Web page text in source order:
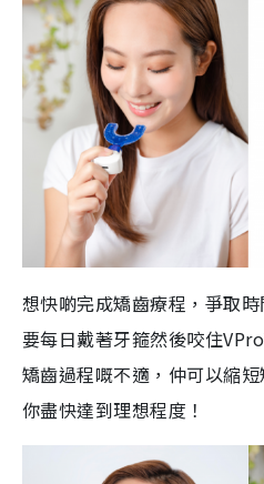
想快啲完成矯齒療程，爭取
要每日戴著牙箍然後咬住
矯齒過程嘅不適，仲可以縮
你盡快達到理想程度！